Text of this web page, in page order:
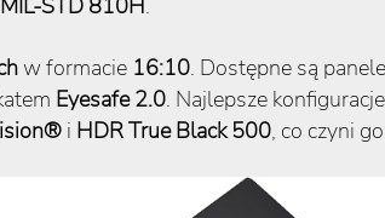
w formacie 16:10. Dostępne są panele
Eyesafe 2.0. Najlepsze
i HDR True Black 500, co czyni